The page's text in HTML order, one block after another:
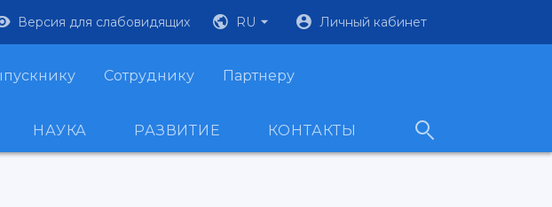
Версия для слабовидящих RU Личный кабинет
Сотруднику Партнеру
НАУКА РАЗВИТИЕ КОНТАКТЫ